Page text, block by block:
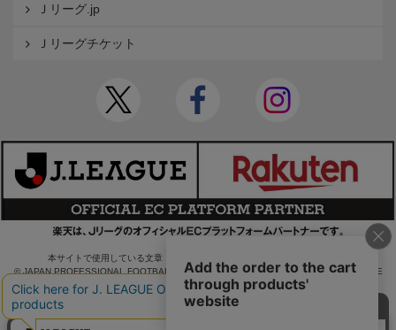
Ｊリーグ.jp
Ｊリーグチケット
本サイトで使用している文章・画像等の無断での複製・転載を禁止します。
© JAPAN PROFESSIONAL FOOTBALL LEAGUE Rakuten Group, Inc. ALL RIGHTS RE
SERVED.